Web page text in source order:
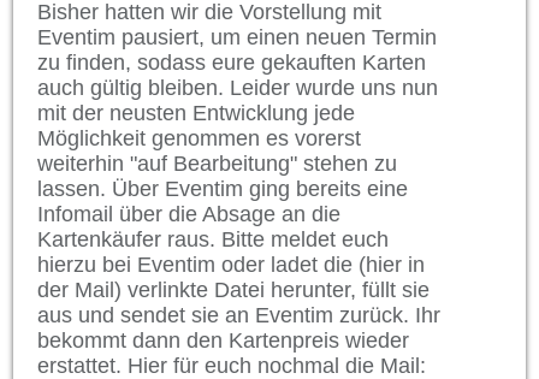
Bisher hatten wir die Vorstellung mit
Eventim pausiert, um einen neuen Termin
zu finden, sodass eure gekauften Karten
auch gültig bleiben. Leider wurde uns nun
mit der neusten Entwicklung jede
Möglichkeit genommen es vorerst
weiterhin "auf Bearbeitung" stehen zu
lassen. Über Eventim ging bereits eine
Infomail über die Absage an die
Kartenkäufer raus. Bitte meldet euch
hierzu bei Eventim oder ladet die (hier in
der Mail) verlinkte Datei herunter, füllt sie
aus und sendet sie an Eventim zurück. Ihr
bekommt dann den Kartenpreis wieder
erstattet. Hier für euch nochmal die Mail: